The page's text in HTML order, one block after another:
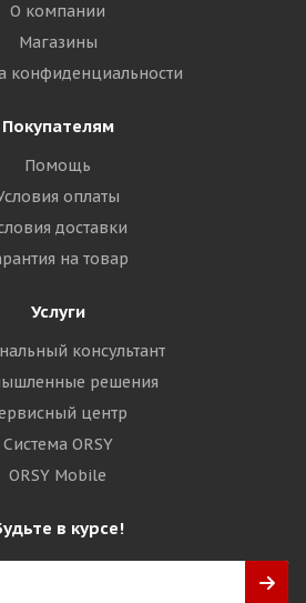
О компании
Магазины
конфиденциальности
Покупателям
Помощь
оплаты
доставки
на товар
Услуги
консультант
решения
центр
Система ORSY
ORSY Mobile
в курсе!